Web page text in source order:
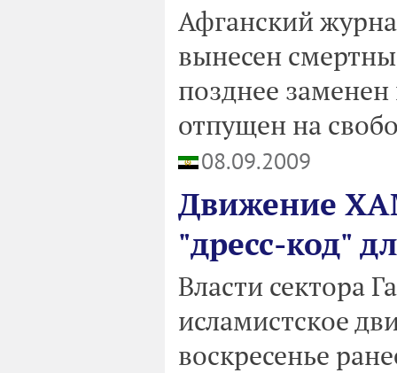
Афганский
вынесен
позднее
отпущен на
08.09.2009
Движение
"дресс-код"
Власти сектора
исламистское
воскресенье